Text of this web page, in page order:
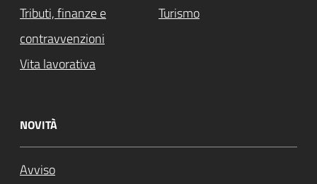
Tributi, finanze e
contravvenzioni
Turismo
Vita lavorativa
NOVITÀ
Avviso